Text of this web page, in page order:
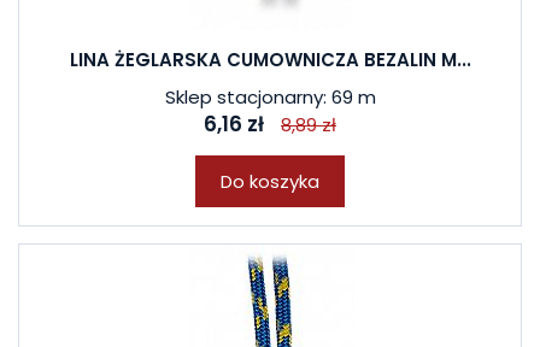
LINA ŻEGLARSKA CUMOWNICZA BEZALIN M...
Sklep stacjonarny: 69 m
6,16 zł 8,89 zł
Do koszyka